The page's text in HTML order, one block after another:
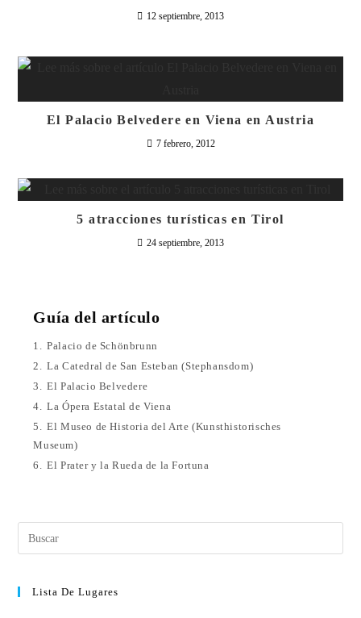
12 septiembre, 2013
El Palacio Belvedere en Viena en Austria
7 febrero, 2012
5 atracciones turísticas en Tirol
24 septiembre, 2013
Guía del artículo
1. Palacio de Schönbrunn
2. La Catedral de San Esteban (Stephansdom)
3. El Palacio Belvedere
4. La Ópera Estatal de Viena
5. El Museo de Historia del Arte (Kunsthistorisches
Museum)
6. El Prater y la Rueda de la Fortuna
Lista De Lugares